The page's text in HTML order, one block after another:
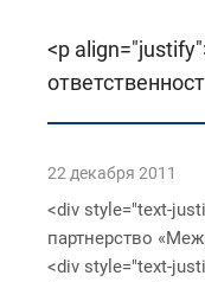
<p
22 декабря 2011
<div style="text-
партнерство
<div style="text-